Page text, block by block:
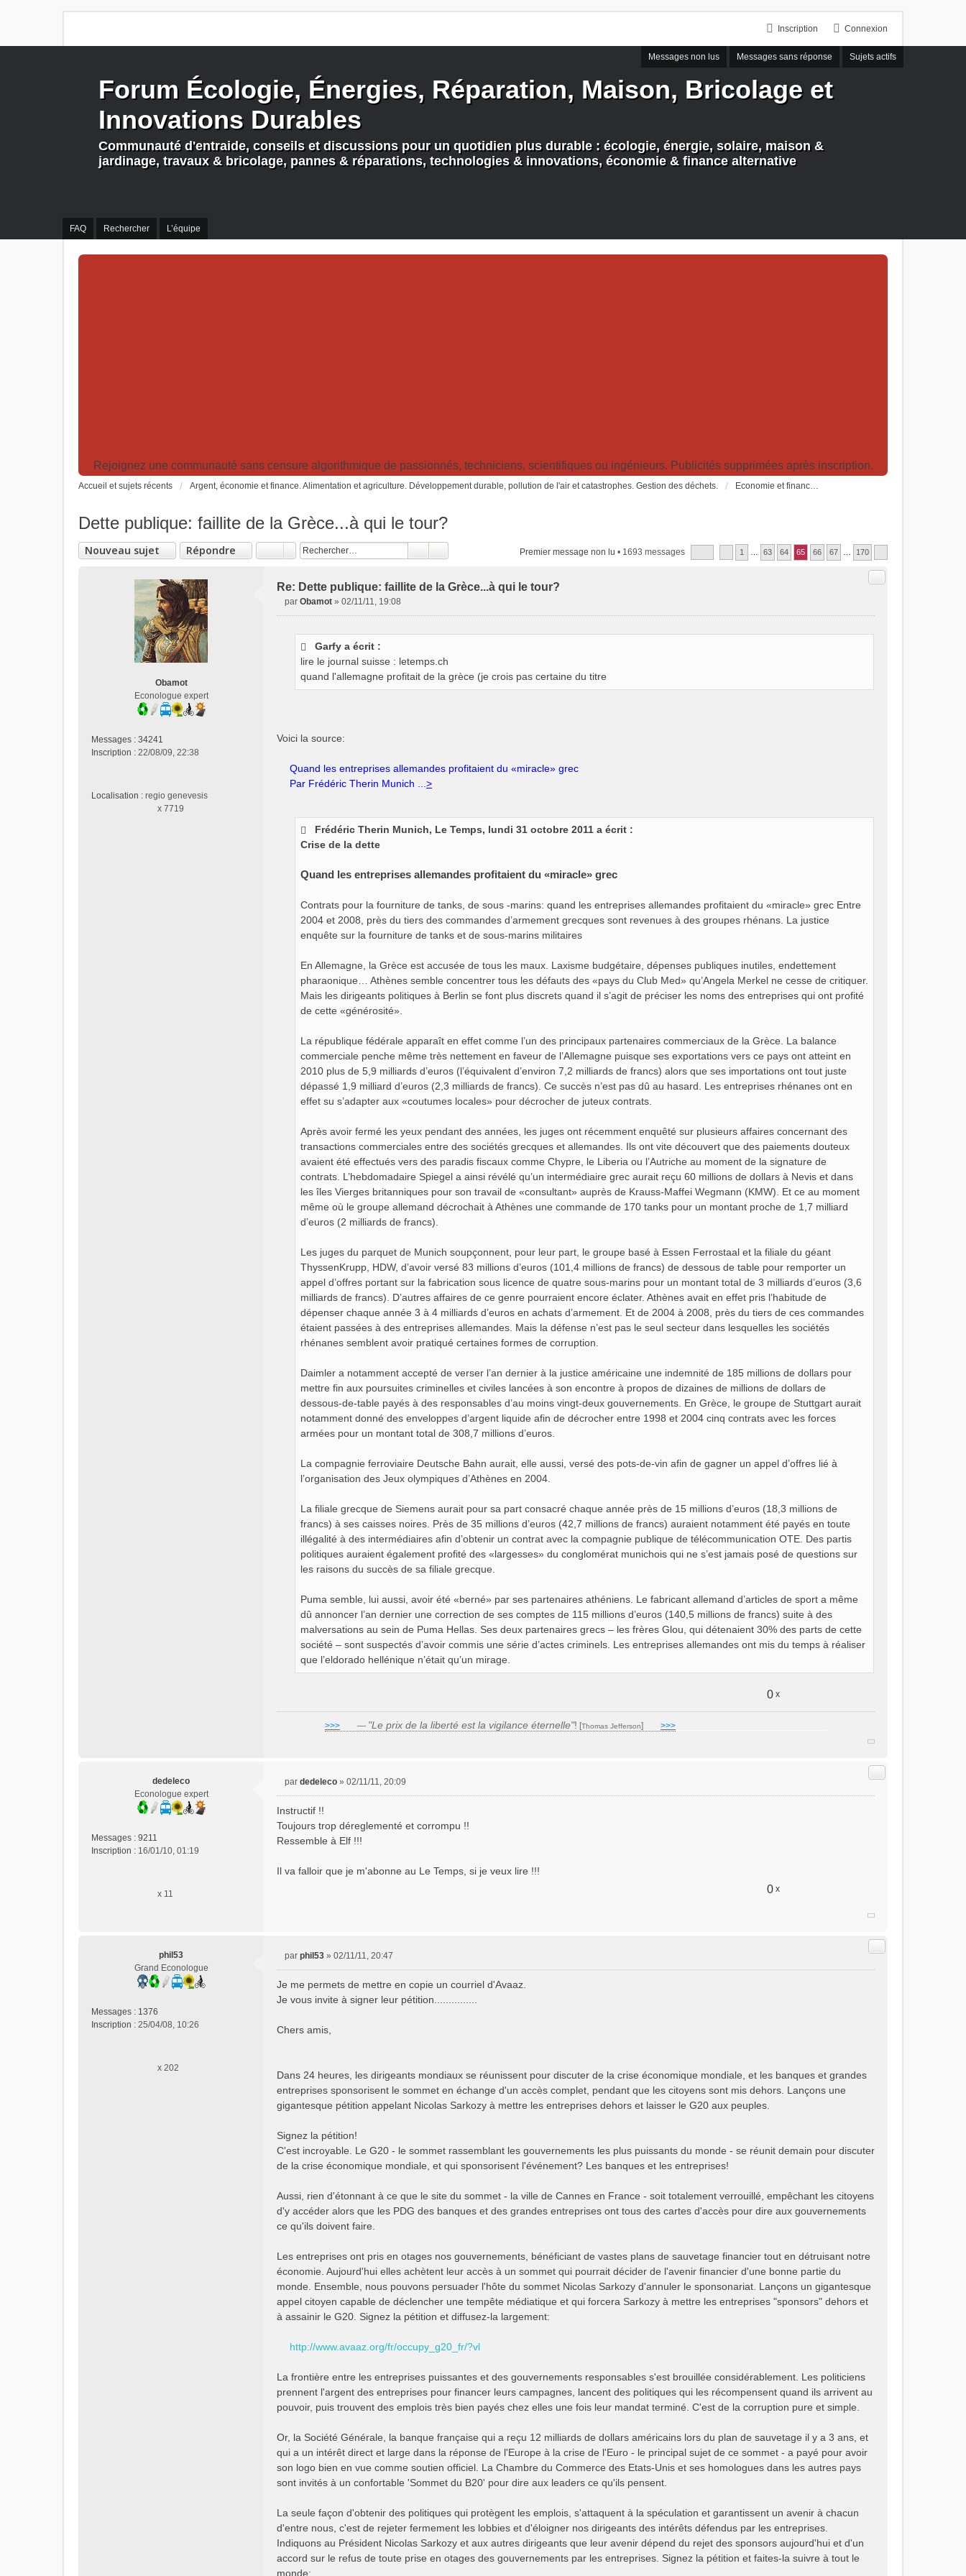
Connexion
Inscription
Messages non lus Messages sans réponse Sujets actifs
FAQ Rechercher L’équipe
Forum Écologie, Énergies, Réparation, Maison, Bricolage et
Innovations Durables
Communauté d'entraide, conseils et discussions pour un quotidien plus durable : écologie, énergie, solaire, maison &
jardinage, travaux & bricolage, pannes & réparations, technologies & innovations, économie & finance alternative
Rejoignez une communauté sans censure algorithmique de passionnés, techniciens, scientifiques ou ingénieurs. Publicités supprimées après inscription.
Accueil et sujets récents Argent, économie et finance. Alimentation et agriculture. Développement durable, pollution de l'air et catastrophes. Gestion des déchets. Economie et finance, durabilité, croissance, PIB, fiscalités écologiques
Dette publique: faillite de la Grèce...à qui le tour?
Nouveau sujet Répondre Premier message non lu • 1693 messages 1 63 64 65 66 67 170
Obamot
Econologue expert
Messages : 34241
Inscription : 22/08/09, 22:38
Localisation : regio genevesis
x 7719
Re: Dette publique: faillite de la Grèce...à qui le tour?
Citer
l
par Obamot » 02/11/11, 19:08
Garfy a écrit :
lire le journal suisse : letemps.ch
quand l'allemagne profitait de la grèce (je crois pas certaine du titre
Voici la source:
Quand les entreprises allemandes profitaient du «miracle» grec
Par Frédéric Therin Munich ... >
Frédéric Therin Munich, Le Temps, lundi 31 octobre 2011 a écrit :
Crise de la dette
Quand les entreprises allemandes profitaient du «miracle» grec
Contrats pour la fourniture de tanks, de sous -marins: quand les entreprises allemandes profitaient du «miracle» grec Entre
2004 et 2008, près du tiers des commandes d’armement grecques sont revenues à des groupes rhénans. La justice
enquête sur la fourniture de tanks et de sous-marins militaires
En Allemagne, la Grèce est accusée de tous les maux. Laxisme budgétaire, dépenses publiques inutiles, endettement
pharaonique… Athènes semble concentrer tous les défauts des «pays du Club Med» qu’Angela Merkel ne cesse de critiquer.
Mais les dirigeants politiques à Berlin se font plus discrets quand il s’agit de préciser les noms des entreprises qui ont profité
de cette «générosité».
La république fédérale apparaît en effet comme l’un des principaux partenaires commerciaux de la Grèce. La balance
commerciale penche même très nettement en faveur de l’Allemagne puisque ses exportations vers ce pays ont atteint en
2010 plus de 5,9 milliards d’euros (l’équivalent d’environ 7,2 milliards de francs) alors que ses importations ont tout juste
dépassé 1,9 milliard d’euros (2,3 milliards de francs). Ce succès n’est pas dû au hasard. Les entreprises rhénanes ont en
effet su s’adapter aux «coutumes locales» pour décrocher de juteux contrats.
Après avoir fermé les yeux pendant des années, les juges ont récemment enquêté sur plusieurs affaires concernant des
transactions commerciales entre des sociétés grecques et allemandes. Ils ont vite découvert que des paiements douteux
avaient été effectués vers des paradis fiscaux comme Chypre, le Liberia ou l’Autriche au moment de la signature de
contrats. L’hebdomadaire Spiegel a ainsi révélé qu’un intermédiaire grec aurait reçu 60 millions de dollars à Nevis et dans
les îles Vierges britanniques pour son travail de «consultant» auprès de Krauss-Maffei Wegmann (KMW). Et ce au moment
même où le groupe allemand décrochait à Athènes une commande de 170 tanks pour un montant proche de 1,7 milliard
d’euros (2 milliards de francs).
Les juges du parquet de Munich soupçonnent, pour leur part, le groupe basé à Essen Ferrostaal et la filiale du géant
ThyssenKrupp, HDW, d’avoir versé 83 millions d’euros (101,4 millions de francs) de dessous de table pour remporter un
appel d’offres portant sur la fabrication sous licence de quatre sous-marins pour un montant total de 3 milliards d’euros (3,6
milliards de francs). D’autres affaires de ce genre pourraient encore éclater. Athènes avait en effet pris l’habitude de
dépenser chaque année 3 à 4 milliards d’euros en achats d’armement. Et de 2004 à 2008, près du tiers de ces commandes
étaient passées à des entreprises allemandes. Mais la défense n’est pas le seul secteur dans lesquelles les sociétés
rhénanes semblent avoir pratiqué certaines formes de corruption.
Daimler a notamment accepté de verser l’an dernier à la justice américaine une indemnité de 185 millions de dollars pour
mettre fin aux poursuites criminelles et civiles lancées à son encontre à propos de dizaines de millions de dollars de
dessous-de-table payés à des responsables d’au moins vingt-deux gouvernements. En Grèce, le groupe de Stuttgart aurait
notamment donné des enveloppes d’argent liquide afin de décrocher entre 1998 et 2004 cinq contrats avec les forces
armées pour un montant total de 308,7 millions d’euros.
La compagnie ferroviaire Deutsche Bahn aurait, elle aussi, versé des pots-de-vin afin de gagner un appel d’offres lié à
l’organisation des Jeux olympiques d’Athènes en 2004.
La filiale grecque de Siemens aurait pour sa part consacré chaque année près de 15 millions d’euros (18,3 millions de
francs) à ses caisses noires. Près de 35 millions d’euros (42,7 millions de francs) auraient notamment été payés en toute
illégalité à des intermédiaires afin d’obtenir un contrat avec la compagnie publique de télécommunication OTE. Des partis
politiques auraient également profité des «largesses» du conglomérat munichois qui ne s’est jamais posé de questions sur
les raisons du succès de sa filiale grecque.
Puma semble, lui aussi, avoir été «berné» par ses partenaires athéniens. Le fabricant allemand d’articles de sport a même
dû annoncer l’an dernier une correction de ses comptes de 115 millions d’euros (140,5 millions de francs) suite à des
malversations au sein de Puma Hellas. Ses deux partenaires grecs – les frères Glou, qui détenaient 30% des parts de cette
société – sont suspectés d’avoir commis une série d’actes criminels. Les entreprises allemandes ont mis du temps à réaliser
que l’eldorado hellénique n’était qu’un mirage.
0 x
>>> — "Le prix de la liberté est la vigilance éternelle"! [Thomas Jefferson] >>>
dedeleco
Econologue expert
Messages : 9211
Inscription : 16/01/10, 01:19
x 11
Citer
s
s
a
e
par dedeleco » 02/11/11, 20:09
Instructif !!
Toujours trop déreglementé et corrompu !!
Ressemble à Elf !!!
Il va falloir que je m'abonne au Le Temps, si je veux lire !!!
0 x
phil53
Grand Econologue
Messages : 1376
Inscription : 25/04/08, 10:26
x 202
Citer
s
s
g
n
l
u
par phil53 » 02/11/11, 20:47
Je me permets de mettre en copie un courriel d'Avaaz.
Je vous invite à signer leur pétition...............
Chers amis,
Dans 24 heures, les dirigeants mondiaux se réunissent pour discuter de la crise économique mondiale, et les banques et grandes
entreprises sponsorisent le sommet en échange d'un accès complet, pendant que les citoyens sont mis dehors. Lançons une
gigantesque pétition appelant Nicolas Sarkozy à mettre les entreprises dehors et laisser le G20 aux peuples.
Signez la pétition!
C'est incroyable. Le G20 - le sommet rassemblant les gouvernements les plus puissants du monde - se réunit demain pour discuter
de la crise économique mondiale, et qui sponsorisent l'événement? Les banques et les entreprises!
Aussi, rien d'étonnant à ce que le site du sommet - la ville de Cannes en France - soit totalement verrouillé, empêchant les citoyens
d'y accéder alors que les PDG des banques et des grandes entreprises ont tous des cartes d'accès pour dire aux gouvernements
ce qu'ils doivent faire.
Les entreprises ont pris en otages nos gouvernements, bénéficiant de vastes plans de sauvetage financier tout en détruisant notre
économie. Aujourd'hui elles achètent leur accès à un sommet qui pourrait décider de l'avenir financier d'une bonne partie du
monde. Ensemble, nous pouvons persuader l'hôte du sommet Nicolas Sarkozy d'annuler le sponsonariat. Lançons un gigantesque
appel citoyen capable de déclencher une tempête médiatique et qui forcera Sarkozy à mettre les entreprises "sponsors" dehors et
à assainir le G20. Signez la pétition et diffusez-la largement:
http://www.avaaz.org/fr/occupy_g20_fr/?vl
La frontière entre les entreprises puissantes et des gouvernements responsables s'est brouillée considérablement. Les politiciens
prennent l'argent des entreprises pour financer leurs campagnes, lancent des politiques qui les récompensent quand ils arrivent au
pouvoir, puis trouvent des emplois très bien payés chez elles une fois leur mandat terminé. C'est de la corruption pure et simple.
Or, la Société Générale, la banque française qui a reçu 12 milliards de dollars américains lors du plan de sauvetage il y a 3 ans, et
qui a un intérêt direct et large dans la réponse de l'Europe à la crise de l'Euro - le principal sujet de ce sommet - a payé pour avoir
son logo bien en vue comme soutien officiel. La Chambre du Commerce des Etats-Unis et ses homologues dans les autres pays
sont invités à un confortable 'Sommet du B20' pour dire aux leaders ce qu'ils pensent.
La seule façon d'obtenir des politiques qui protègent les emplois, s'attaquent à la spéculation et garantissent un avenir à chacun
d'entre nous, c'est de rejeter fermement les lobbies et d'éloigner nos dirigeants des intérêts défendus par les entreprises.
Indiquons au Président Nicolas Sarkozy et aux autres dirigeants que leur avenir dépend du rejet des sponsors aujourd'hui et d'un
accord sur le refus de toute prise en otages des gouvernements par les entreprises. Signez la pétition et faites-la suivre à tout le
monde: